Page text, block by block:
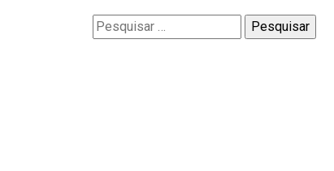
Pesquisar
por: